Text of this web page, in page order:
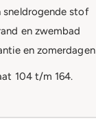
sneldrogende stof
en zwembad
en zomerdagen
104 t/m 164.